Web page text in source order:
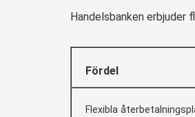
Handelsbanken erbjuder
Fördel
Flexibla